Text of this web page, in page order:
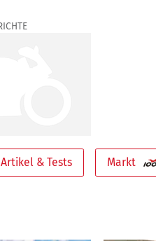
Artikel & Tests Markt